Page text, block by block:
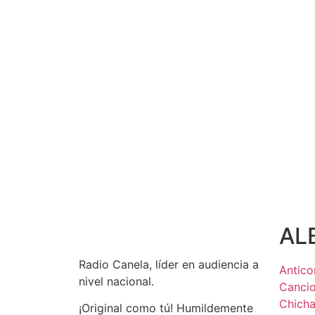
Radio Canela, líder en audiencia a
nivel nacional.
¡Original como tú! Humildemente